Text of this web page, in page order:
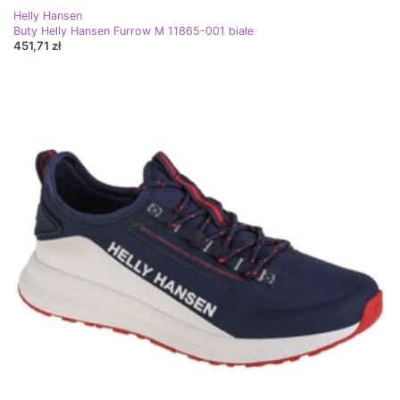
Helly Hansen
Buty Helly Hansen Furrow M 11865-001 białe
451,71 zł